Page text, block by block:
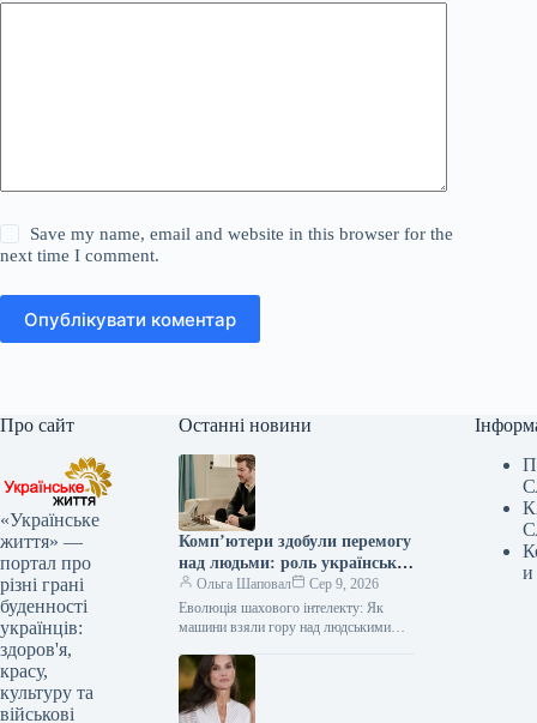
Save my name, email and website in this browser for the
next time I comment.
Опублікувати коментар
Про сайт
«Українське
життя» —
портал про
різні грані
буденності
українців:
здоров'я,
красу,
культуру та
військові
Останні новини
Комп’ютери здобули перемогу
над людьми: роль українських
шахістів у цій битві
Ольга Шаповал
Сер 9, 2026
Еволюція шахового інтелекту: Як
машини взяли гору над людськими
комп’ютерні шахи, яке програмне
забезпечення позбавило людей надії…
и